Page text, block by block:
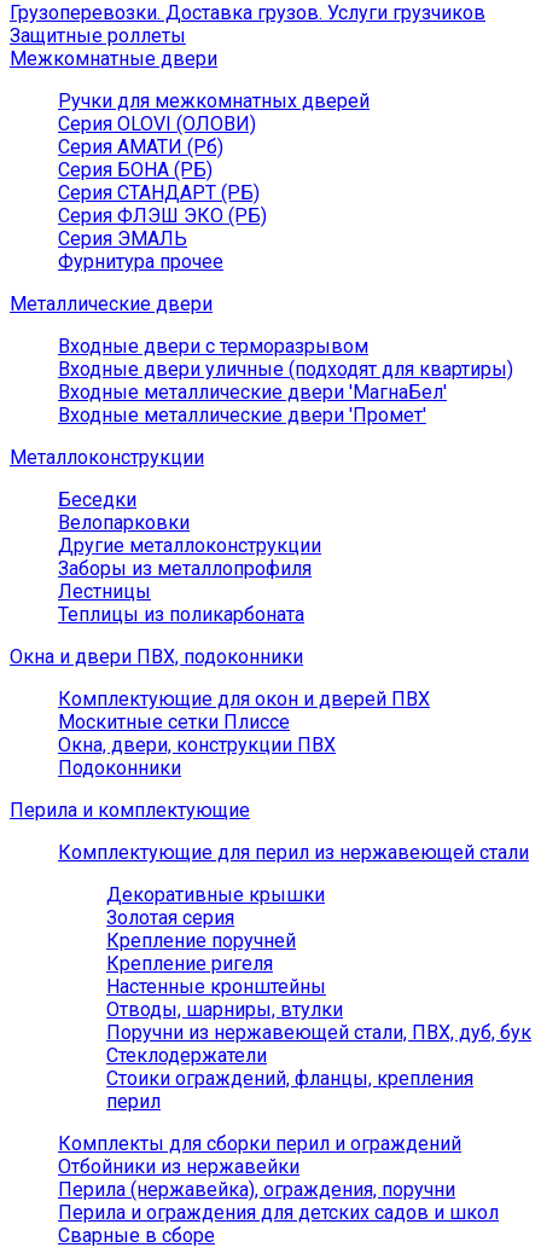
Грузоперевозки. Доставка грузов. Услуги грузчиков
Защитные роллеты
Межкомнатные двери
Ручки для межкомнатных дверей
Серия OLOVI (ОЛОВИ)
Серия АМАТИ (Рб)
Серия БОНА (РБ)
Серия СТАНДАРТ (РБ)
Серия ФЛЭШ ЭКО (РБ)
Серия ЭМАЛЬ
Фурнитура прочее
Металлические двери
Входные двери с терморазрывом
Входные двери уличные (подходят для квартиры)
Входные металлические двери 'МагнаБел'
Входные металлические двери 'Промет'
Металлоконструкции
Беседки
Велопарковки
Другие металлоконструкции
Заборы из металлопрофиля
Лестницы
Теплицы из поликарбоната
Окна и двери ПВХ, подоконники
Комплектующие для окон и дверей ПВХ
Москитные сетки Плиссе
Окна, двери, конструкции ПВХ
Подоконники
Перила и комплектующие
Комплектующие для перил из нержавеющей стали
Декоративные крышки
Золотая серия
Крепление поручней
Крепление ригеля
Настенные кронштейны
Отводы, шарниры, втулки
Поручни из нержавеющей стали, ПВХ, дуб, бук
Стеклодержатели
Стоики ограждений, фланцы, крепления
перил
Комплекты для сборки перил и ограждений
Отбойники из нержавейки
Перила (нержавейка), ограждения, поручни
Перила и ограждения для детских садов и школ
Сварные в сборе